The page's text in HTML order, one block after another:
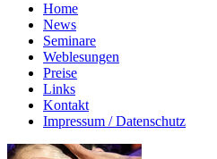
Home
News
Seminare
Weblesungen
Preise
Links
Kontakt
Impressum / Datenschutz